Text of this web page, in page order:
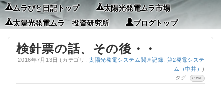
ムラびと日記トップ
太陽光発電ムラ市場
太陽光発電ムラ 投資研究所
ブログトップ
検針票の話、その後・・
2016年7月13日 (カテゴリ: 太陽光発電システム関連記録
第2発電システ
ム（中井）)
タグ:
O&M